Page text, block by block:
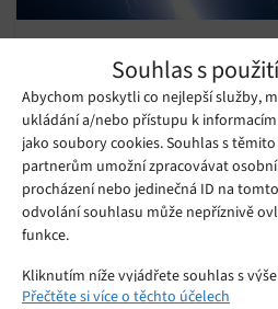
Souhlas s
Abychom poskytli co nejlepší služby,
ukládání a/nebo přístupu k
jako soubory cookies. Souhlas s
partnerům umožní zpracovávat
procházení nebo jedinečná ID na
odvolání souhlasu může nepříznivě
funkce.
Kliknutím níže vyjádřete souhlas s
podrobnější rozhodnutí. Vaše volby
Přečtěte si více o těchto účelech
pomocí silného laseru
Úterý 17. 01. 2023 Samuel
Hromosvody se k bezpečnému
používají již od dob Benjamina
zásadní nevýhody...